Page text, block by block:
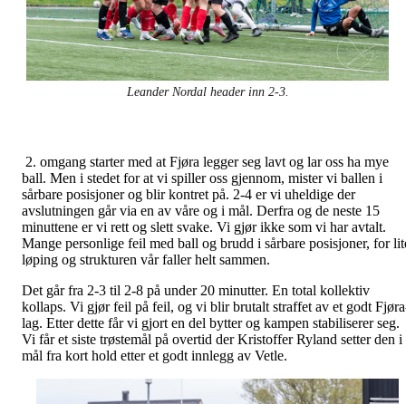
Leander Nordal header inn 2-3.
2. omgang starter med at Fjøra legger seg lavt og lar oss ha mye
ball. Men i stedet for at vi spiller oss gjennom, mister vi ballen i
sårbare posisjoner og blir kontret på. 2-4 er vi uheldige der
avslutningen går via en av våre og i mål. Derfra og de neste 15
minuttene er vi rett og slett svake. Vi gjør ikke som vi har avtalt.
Mange personlige feil med ball og brudd i sårbare posisjoner, for
løping og strukturen vår faller helt sammen.
Det går fra 2-3 til 2-8 på under 20 minutter. En total kollektiv
kollaps. Vi gjør feil på feil, og vi blir brutalt straffet av et godt
lag. Etter dette får vi gjort en del bytter og kampen stabiliserer seg.
Vi får et siste trøstemål på overtid der Kristoffer Ryland setter den i
mål fra kort hold etter et godt innlegg av Vetle.